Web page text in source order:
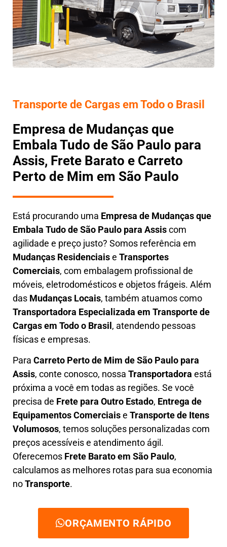
Transporte de Cargas em Todo o Brasil
Empresa de Mudanças que
Embala Tudo de São Paulo para
Assis, Frete Barato e Carreto
Perto de Mim em São Paulo
Está procurando uma Empresa de Mudanças que
Embala Tudode São Paulo para Assiscom
agilidade e preço justo? Somos referência em
Mudanças Residenciaise Transportes
Comerciais, com embalagem profissional de
móveis, eletrodomésticos e objetos frágeis. Além
das Mudanças Locais, também atuamos como
Transportadora Especializada em Transporte de
Cargas em Todo o Brasil, atendendo pessoas
físicas e empresas.
Para Carreto Perto de Mim de São Paulo para
Assis, conte conosco, nossa Transportadora está
próxima a você em todas as regiões. Se você
precisa de Frete para Outro Estado, Entrega de
Equipamentos Comerciaise Transporte de Itens
Volumosos, temos soluções personalizadas com
preços acessíveis e atendimento ágil .
Oferecemos Frete Baratoem São Paulo,
calculamos as melhores rotas para sua economia
noTransporte.
ORÇAMENTO RÁPIDO